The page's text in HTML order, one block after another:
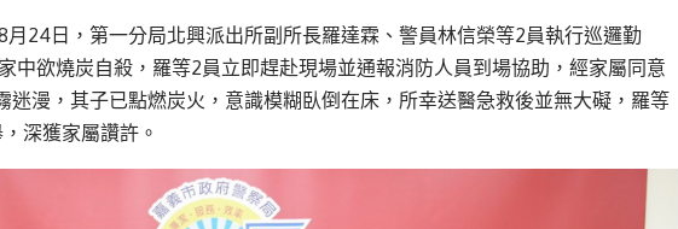
8月24日，第一分局北興派出所副所長羅達霖、警員林信榮等2員執行巡邏勤
中欲燒炭自殺，羅等2員立即趕赴現場並通報消防人員到場協助，經家屬同意
迷漫，其子已點燃炭火，意識模糊臥倒在床，所幸送醫急救後並無大礙，羅等
深獲家屬讚許。